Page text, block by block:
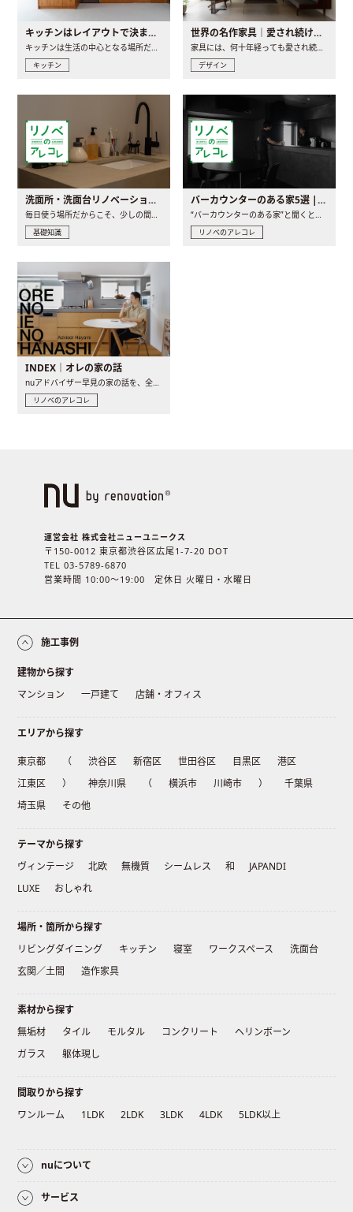
キッチンはレイアウトで決まる。後悔しないための考え方と選び方
キッチン
世界の名作家具｜愛され続ける理由と一生モノとの出会い方
デザイン
洗面所・洗面台リノベーションの事例と間取りアイデア
毎日使う場所だからこそ、少しの間取りの工夫や素材の選び方で..
基礎知識
バーカウンターのある家5選 | 日常に馴染む“距離の近い”キッチンとは
“バーカウンターのある家”と聞くと、少し特別な、大人のための..
リノベのアレコレ
INDEX｜オレの家の話
リノベのアレコレ
運営会社 株式会社ニューユニークス
〒150-0012 東京都渋谷区広尾1-7-20 DOT
TEL 03-5789-6870
営業時間 10:00〜19:00 定休日 火曜日・水曜日
施工事例
建物から探す
マンション
一戸建て 店舗・オフィス
エリアから探す
東京都 （ 渋谷区 新宿区 世田谷区 目黒区
港区
江東区
） 神奈川県 （ 横浜市 川崎市 ）
千葉県
埼玉県
その他
テーマから探す
ヴィンテージ
北欧 無機質 シームレス 和
JAPANDI
LUXE
おしゃれ
場所・箇所から探す
リビングダイニング
キッチン 寝室 ワークスペース
洗面台
玄関／土間
造作家具
素材から探す
無垢材
タイル モルタル コンクリート
ヘリンボーン
ガラス
躯体現し
間取りから探す
ワンルーム
1LDK 2LDK 3LDK 4LDK 5LDK以上
nuについて
サービス